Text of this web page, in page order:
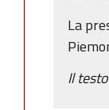
La
Il